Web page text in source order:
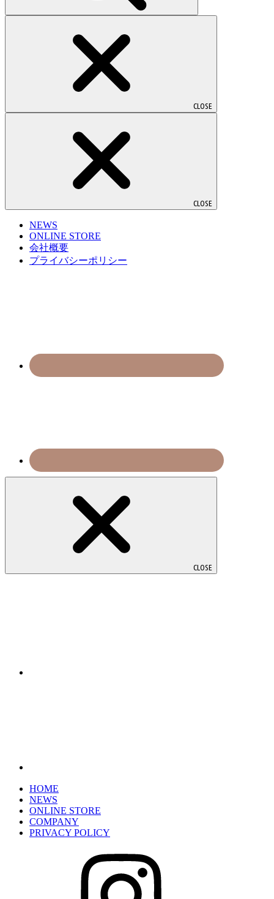
CLOSE
CLOSE
NEWS
ONLINE STORE
会社概要
プライバシーポリシー
CLOSE
HOME
NEWS
ONLINE STORE
COMPANY
PRIVACY POLICY